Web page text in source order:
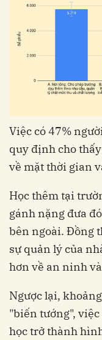
Việc có 47%
quy định cho
về mặt thời gian
Học thêm tại
gánh nặng đưa
bên ngoài. Đồng
sự quản lý của
hơn về an ninh
Ngược lại,
"biến tướng",
học trở thành